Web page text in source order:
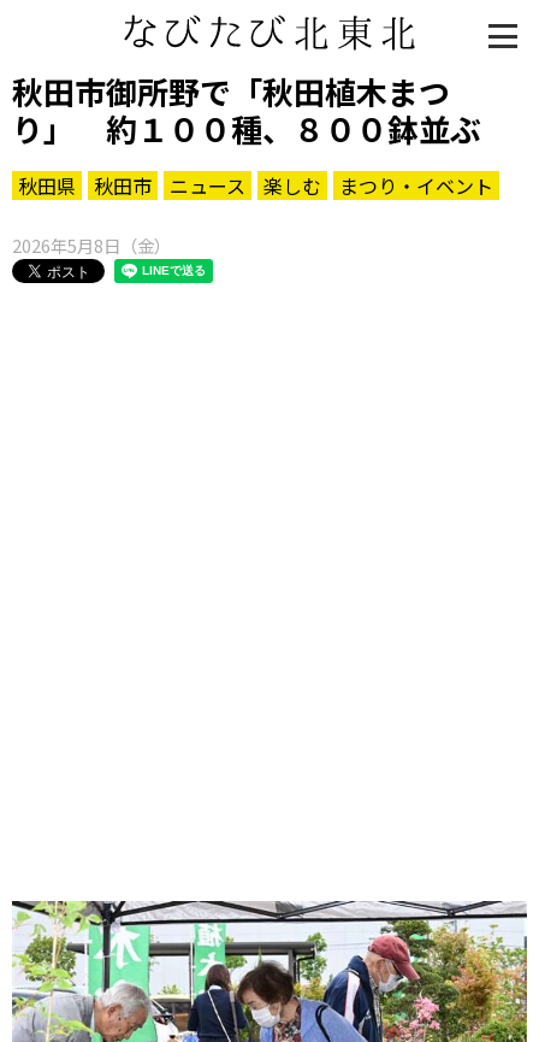
秋田市御所野で「秋田植木まつ
り」 約１００種、８００鉢並ぶ
秋田県 秋田市 ニュース 楽しむ まつり・イベント
2026年5月8日（金）